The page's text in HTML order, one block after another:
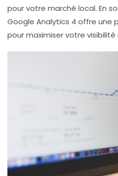
pour votre marché local. En
Google Analytics 4 offre une
pour maximiser votre visibilité